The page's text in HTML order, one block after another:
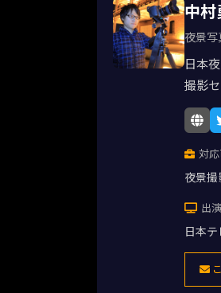
中村
夜景写
日本
撮影
対
夜景
出
日本